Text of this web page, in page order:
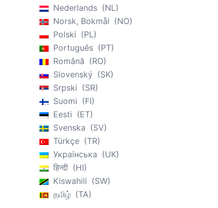
Nederlands
NL
Norsk, Bokmål
NO
Polski
PL
Português
PT
Română
RO
Slovenský
SK
Srpski
SR
Suomi
FI
Eesti
ET
Svenska
SV
Türkçe
TR
Українська
UK
हिन्दी
HI
Kiswahili
SW
தமிழ்
TA